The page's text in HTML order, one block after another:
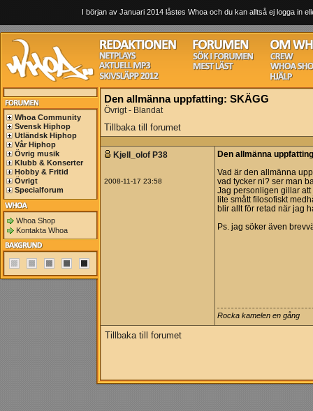
I början av Januari 2014 låstes Whoa och du kan alltså ej logga in
Whoa Community
Svensk Hiphop
Utländsk Hiphop
Vår Hiphop
Övrig musik
Klubb & Konserter
Hobby & Fritid
Övrigt
Specialforum
Whoa Shop
Kontakta Whoa
Den allmänna uppfatting: SKÄGG
Övrigt - Blandat
Tillbaka till forumet
Kjell_olof P38
2008-11-17 23:58
Den allmänna
Vad är den allmänna
vad tycker ni? ser man
Jag personligen gillar att
lite smått filosofiskt
blir allt för retad när jag
Ps. jag söker även
Rocka kamelen en gång
Tillbaka till forumet